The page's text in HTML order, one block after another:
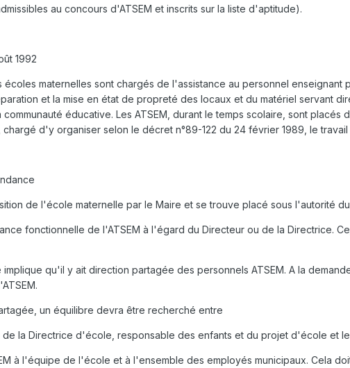
au concours d'ATSEM et inscrits sur la liste d'aptitude).
1992
écoles maternelles sont chargés de l'assistance au personnel
et la mise en état de propreté des locaux et du matériel servant
éducative. Les ATSEM, durant le temps scolaire, sont
d'y organiser selon le décret n°89-122 du 24 février 1989, le
de l'école maternelle par le Maire et se trouve placé sous l'autorité
fonctionnelle de l'ATSEM à l'égard du Directeur ou de la Directrice.
qu'il y ait direction partagée des personnels ATSEM. A la
un équilibre devra être recherché entre
la Directrice d'école, responsable des enfants et du projet d'école et
à l'équipe de l'école et à l'ensemble des employés municipaux. Cela